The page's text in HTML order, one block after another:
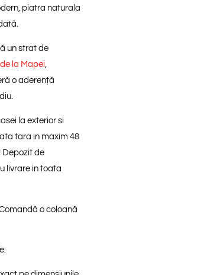
piatra naturala
un strat de
la Mapei
o aderență
la exterior si
tara in maxim 48
Depozit de
livrare in toata
o coloană